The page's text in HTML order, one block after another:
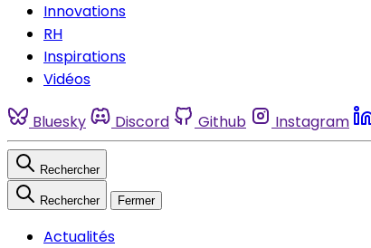
Innovations
RH
Inspirations
Vidéos
Bluesky Discord Github Instagram
Rechercher
Rechercher Fermer
Actualités